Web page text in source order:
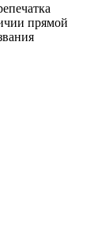
прямой